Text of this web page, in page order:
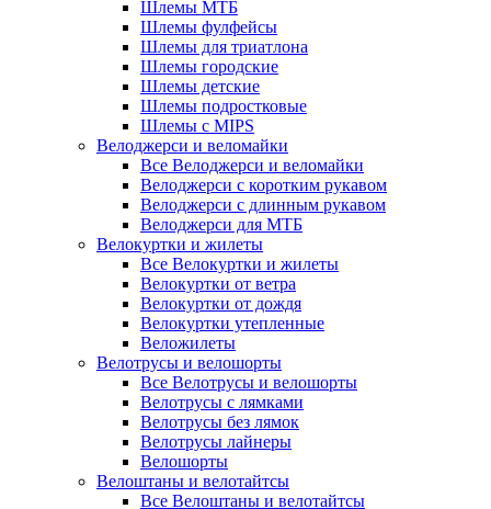
Шлемы МТБ
Шлемы фулфейсы
Шлемы для триатлона
Шлемы городские
Шлемы детские
Шлемы подростковые
Шлемы с MIPS
Велоджерси и веломайки
Все Велоджерси и веломайки
Велоджерси с коротким рукавом
Велоджерси с длинным рукавом
Велоджерси для МТБ
Велокуртки и жилеты
Все Велокуртки и жилеты
Велокуртки от ветра
Велокуртки от дождя
Велокуртки утепленные
Веложилеты
Велотрусы и велошорты
Все Велотрусы и велошорты
Велотрусы с лямками
Велотрусы без лямок
Велотрусы лайнеры
Велошорты
Велоштаны и велотайтсы
Все Велоштаны и велотайтсы